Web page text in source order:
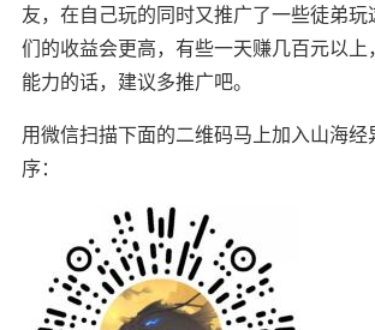
友，在自己玩的同时又推广了一些徒弟
们的收益会更高，有些一天赚几百元以上
能力的话，建议多推广吧。
用微信扫描下面的二维码马上加入山海经
序：